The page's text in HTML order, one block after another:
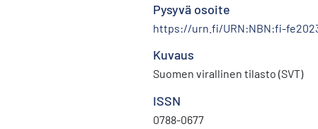
Pysyvä osoite
https://urn.fi/URN:NBN:fi-
Kuvaus
Suomen virallinen tilasto (SVT)
ISSN
0788-0677